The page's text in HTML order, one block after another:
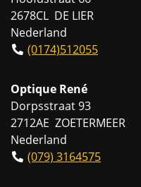
2678CL DE LIER
Nederland
(0174)512055
Optique René
Dorpsstraat 93
2712AE ZOETERMEER
Nederland
(079) 3164575